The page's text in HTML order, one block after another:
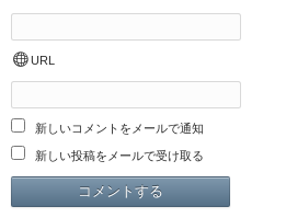
URL
新しいコメントをメールで通知
新しい投稿をメールで受け取る